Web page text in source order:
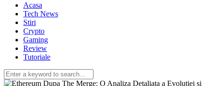
Acasa
Tech News
Stiri
Crypto
Gaming
Review
Tutoriale